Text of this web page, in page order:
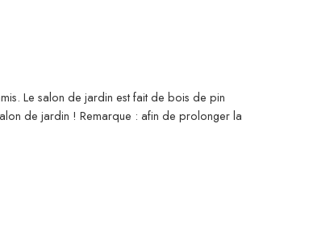
Le salon de jardin est fait de bois de pin
de jardin ! Remarque : afin de prolonger la